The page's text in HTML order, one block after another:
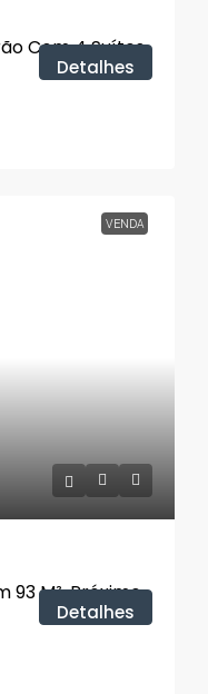
Com 4 Suítes,
Detalhes
VENDA
M², Próximo
Detalhes